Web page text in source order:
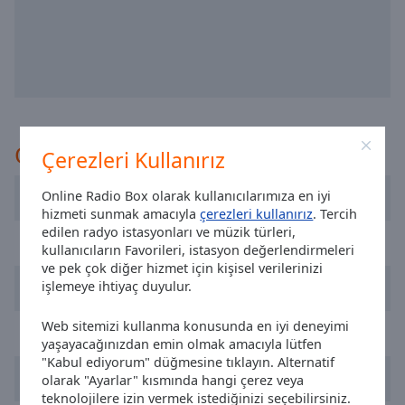
Çerezleri Kullanırız
Online Radio Box olarak kullanıcılarımıza en iyi
hizmeti sunmak amacıylaçerezleri kullanırız. Tercih
edilen radyo istasyonları ve müzik türleri,
kullanıcıların Favorileri, istasyon değerlendirmeleri
ve pek çok diğer hizmet için kişisel verilerinizi
işlemeye ihtiyaç duyulur.
Web sitemizi kullanma konusunda en iyi deneyimi
yaşayacağınızdan emin olmak amacıyla lütfen
"Kabul ediyorum" düğmesine tıklayın. Alternatif
olarak "Ayarlar" kısmında hangi çerez veya
teknolojilere izin vermek istediğinizi seçebilirsiniz.
Picture
Fullscreen
This
modal
window.
Beginning
dialog
window.
Önerilir
Cadena 100 Barcelona
Flaix FM
Cadena SER
Nostalgia Fm
Boom FM